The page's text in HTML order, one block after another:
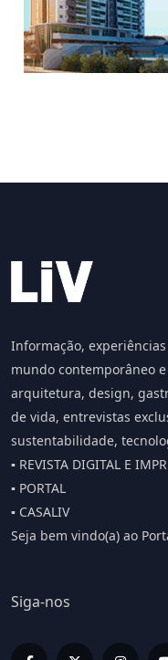
Informação,
mundo contemporâneo
arquitetura, design,
de vida, entrevistas
sustentabilidade,
▪️ REVISTA DIGITAL E
▪️ PORTAL
▪️ CASALIV
Seja bem vindo(a) ao
Siga-nos